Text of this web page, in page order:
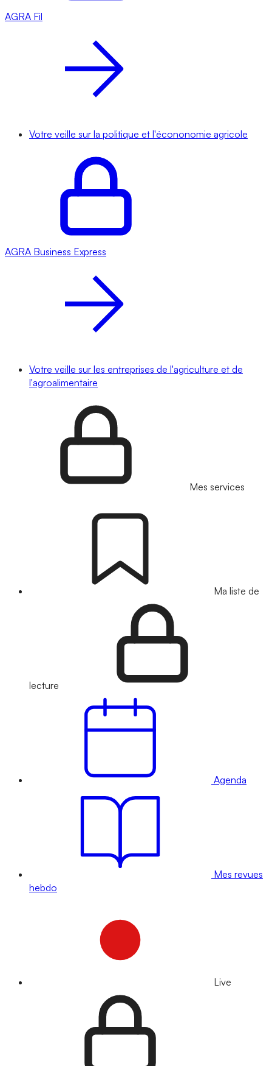
AGRA Fil
Votre veille sur la politique et l'écononomie agricole
AGRA Business Express
Votre veille sur les entreprises de l'agriculture et de
l'agroalimentaire
Mes services
Ma liste de
lecture
Agenda
Mes revues
hebdo
Live